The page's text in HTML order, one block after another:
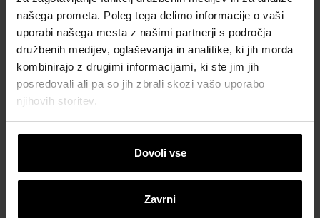
našega prometa. Poleg tega delimo informacije o vaši
uporabi našega mesta z našimi partnerji s področja
družbenih medijev, oglaševanja in analitike, ki jih morda
kombinirajo z drugimi informacijami, ki ste jim jih
posredovali ali pa so jih zbrali skozi vašo uporabo
njihovih storitev.
Dovoli vse
Zavrni
Pritrdilen odgovor na to vprašanje je razlog, zakaj so
strešna okna popolna izbira za vse prostore podstrešja, ki
hrepeni po naravni sončni svetlobi in svežemu zraku. Tudi
vi lahko imate del neba v svojem domu.